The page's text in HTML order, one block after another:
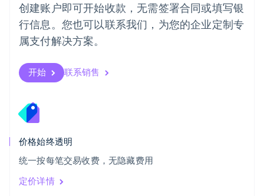
创建账户即可开始收款，无需签署合同或填写银
行信息。您也可以联系我们，为您的企业定制专
属支付解决方案。
开始 联系销售
价格始终透明
统一按每笔交易收费，无隐藏费用
定价详情
SvenskaEnglish
瑞士
DeutschFrançais ItalianoEnglish
塞浦路斯
斯洛伐克
English
English
泰国
ไทย
希腊
English
西班牙
Español
新加坡